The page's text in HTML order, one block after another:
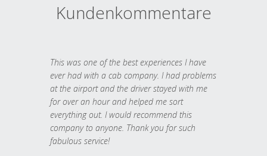
Kundenkommentare
This was one of the best experiences I have
ever had with a cab company. I had problems
at the airport and the driver stayed with me
for over an hour and helped me sort
everything out. I would recommend this
company to anyone. Thank you for such
fabulous service!